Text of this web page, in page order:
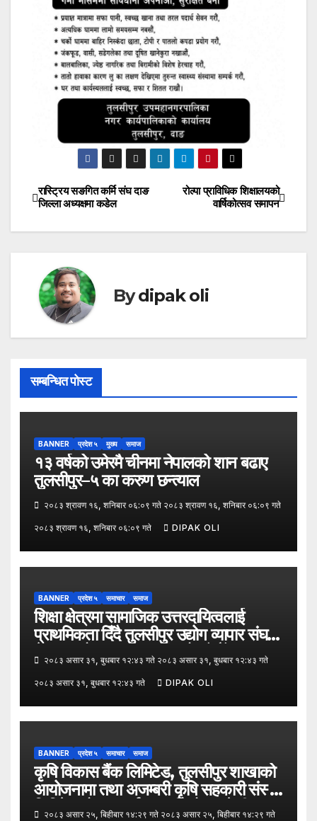
Post
navigation
रोल्पा प्राविधिक शिक्षालयको
वार्षिकोत्सव समापन
रास्ट्रिय सङगित कर्मि संघ दाङ
जिल्ला अध्यक्षमा कडेल
Bydipak oli
सम्बन्धित पोस्ट
BANNER प्रदेश ५ मुख्य समाज
१३ वर्षको उमेरमै चीनमा नेपालको शान बढाए
तुलसीपुर–५ का करुण छन्त्याल
२०८३ श्रावण १६, शनिबार ०६:०९ गते २०८३ श्रावण १६, शनिबार ०६:०९ गते
२०८३ श्रावण १६, शनिबार ०६:०९ गते DIPAK OLI
BANNER प्रदेश ५ समाचार समाज
शिक्षा क्षेत्रमा सामाजिक उत्तरदायित्वलाई
प्राथमिकता दिँदै तुलसीपुर उद्योग व्यापार संघले
नेपाल उद्योग व्यापार महासंघको पाँचौँ स्थापना
दिवसको अवसर पारेर तुलसीपुर
उपमहानगरपालिका–५, गैरापातु स्थित श्री
जनश्रमिक आ बि विद्यालयका विद्यार्थीहरूलाई
कापी तथा कलम वितरण गरेको छ।
२०८३ असार ३१, बुधबार १२:४३ गते २०८३ असार ३१, बुधबार १२:४३ गते
२०८३ असार ३१, बुधबार १२:४३ गते DIPAK OLI
BANNER प्रदेश ५ समाचार समाज
कृषि विकास बैंक लिमिटेड, तुलसीपुर शाखाको
आयोजनामा तथा अजम्बरी कृषि सहकारी संस्था
लिमिटेडको सहकार्यमा “कृषिको समावेशी
२०८३ असार २५, बिहीबार १४:२९ गते २०८३ असार २५, बिहीबार १४:२९ गते